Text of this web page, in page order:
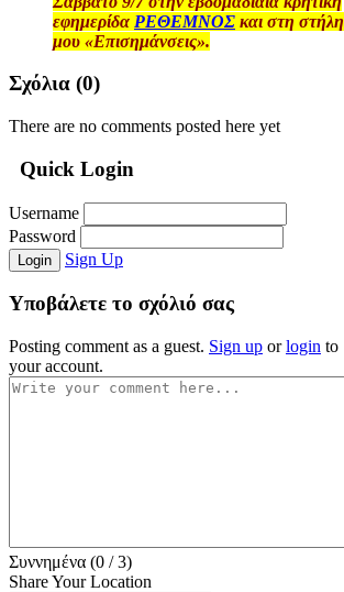
εφημερίδα ΡΕΘΕΜΝΟΣ και στη στήλη
μου «Επισημάνσεις».
Σχόλια (0)
There are no comments posted here yet
Quick Login
Username
Password
Login Sign Up
Υποβάλετε το σχόλιό σας
Posting comment as a guest. Sign up orlogin to
your account.
Συννημένα (0 / 3)
Share Your Location